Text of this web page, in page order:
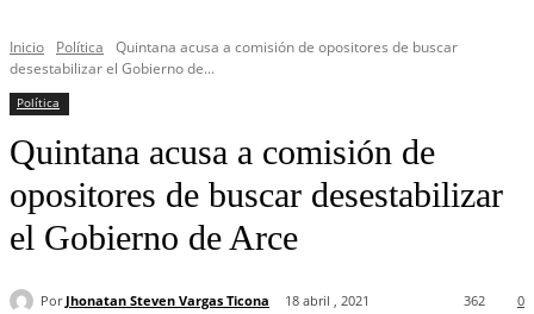
Inicio Política
Quintana acusa a comisión de opositores de buscar
desestabilizar el Gobierno de...
Política
Quintana acusa a comisión de
opositores de buscar desestabilizar
el Gobierno de Arce
Por Jhonatan Steven Vargas Ticona 18 abril , 2021 0
362